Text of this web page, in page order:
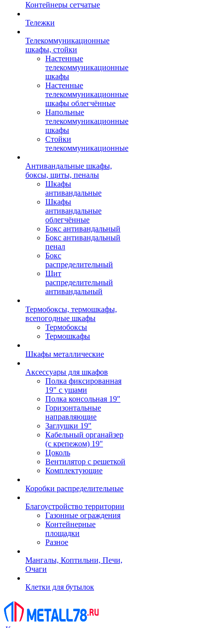
Контейнеры сетчатые
Тележки
Телекоммуникационные
шкафы, стойки
Настенные
телекоммуникационные
шкафы
Настенные
телекоммуникационные
шкафы облегчённые
Напольные
телекоммуникационные
шкафы
Стойки
телекоммуникационные
Антивандальные шкафы,
боксы, щиты, пеналы
Шкафы
антивандальные
Шкафы
антивандальные
облегчённые
Бокс антивандальный
Бокс антивандальный
пенал
Бокс
распределительный
Щит
распределительный
антивандальный
Термобоксы, термошкафы,
всепогодные шкафы
Термобоксы
Термошкафы
Шкафы металлические
Аксессуары для шкафов
Полка фиксированная
19" с ушами
Полка консольная 19"
Горизонтальные
направляющие
Заглушки 19"
Кабельный органайзер
(с крепежом) 19"
Цоколь
Вентилятор с решеткой
Комплектующие
Коробки распределительные
Благоустройство территории
Газонные ограждения
Контейнерные
площадки
Разное
Мангалы, Коптильни, Печи,
Очаги
Клетки для бутылок